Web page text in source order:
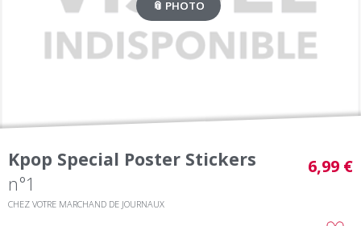
📎 PHOTO
Kpop Special Poster Stickers
n°1
CHEZ VOTRE MARCHAND DE JOURNAUX
6,99 €